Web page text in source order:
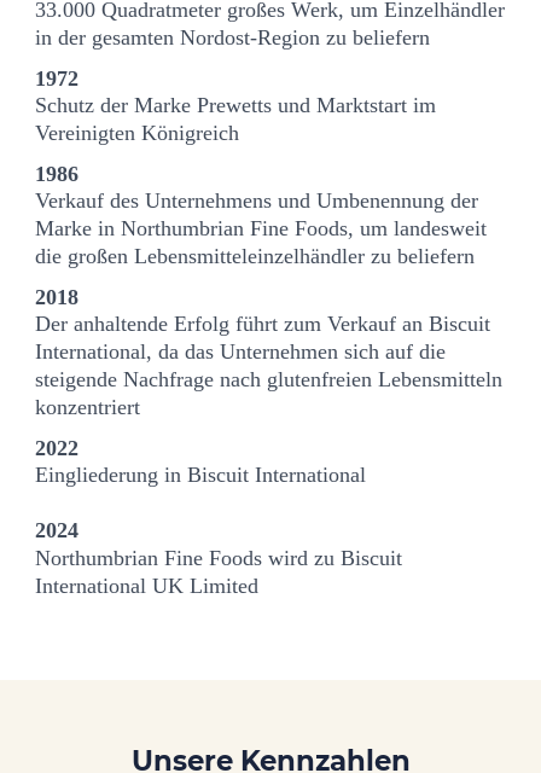
33.000 Quadratmeter großes Werk, um Einzelhändler
in der gesamten Nordost-Region zu beliefern
1972
Schutz der Marke Prewetts und Marktstart im
Vereinigten Königreich
1986
Verkauf des Unternehmens und Umbenennung der
Marke in Northumbrian Fine Foods, um landesweit
die großen Lebensmitteleinzelhändler zu beliefern
2018
Der anhaltende Erfolg führt zum Verkauf an Biscuit
International, da das Unternehmen sich auf die
steigende Nachfrage nach glutenfreien Lebensmitteln
konzentriert
2022
Eingliederung in Biscuit International
2024
Northumbrian Fine Foods wird zu Biscuit
International UK Limited
Unsere Kennzahlen